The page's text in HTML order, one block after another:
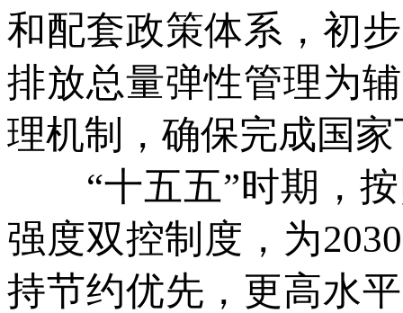
和配套政策体系，初
排放总量弹性管理为
理机制，确保完成国
“十五五”时期，按
强度双控制度，为
持节约优先，更高水